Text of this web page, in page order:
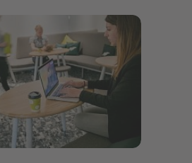
Bildergalerie öffnen